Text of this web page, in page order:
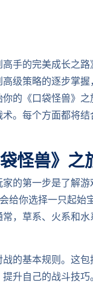
手的完美成长之
级策略的逐步掌
的《口袋怪兽》
。每个方面都将
怪兽》之
的第一步是了解
你选择一只起始
，草系、火系和
的基本规则。这
升自己的战斗技